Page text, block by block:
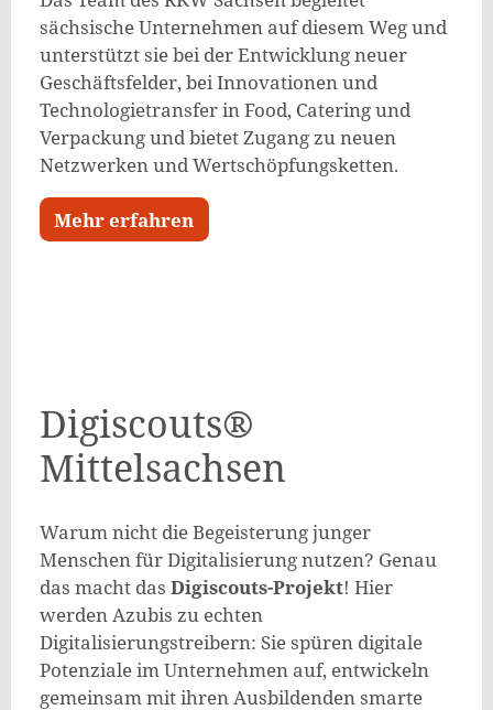
sächsische Unternehmen auf diesem Weg und
unterstützt sie bei der Entwicklung neuer
Geschäftsfelder, bei Innovationen und
Technologietransfer in Food, Catering und
Verpackung und bietet Zugang zu neuen
Netzwerken und Wertschöpfungsketten.
Mehr erfahren
Digiscouts®
Mittelsachsen
Warum nicht die Begeisterung junger
Menschen für Digitalisierung nutzen? Genau
das macht das Digiscouts-Projekt! Hier
werden Azubis zu echten
Digitalisierungstreibern: Sie spüren digitale
Potenziale im Unternehmen auf, entwickeln
gemeinsam mit ihren Ausbildenden smarte